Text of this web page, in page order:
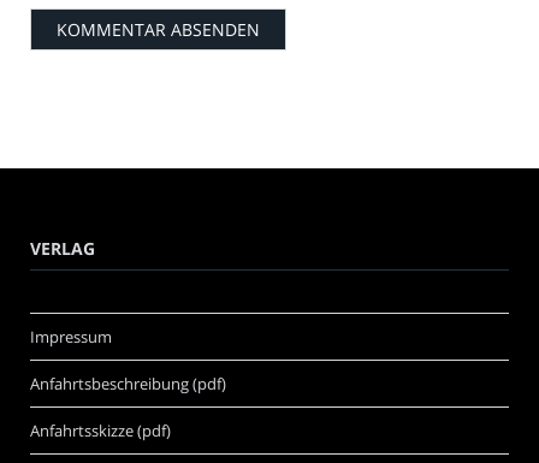
VERLAG
Impressum
Anfahrtsbeschreibung (pdf)
Anfahrtsskizze (pdf)